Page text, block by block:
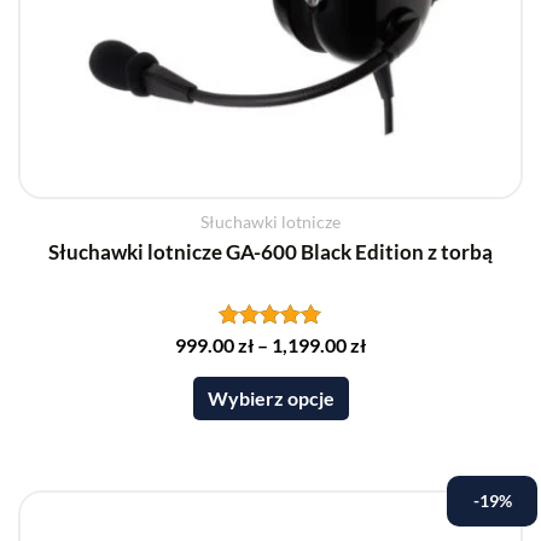
Słuchawki lotnicze
Słuchawki lotnicze GA-600 Black Edition z torbą
Oceniono
5.00
na 5
999.00zł – 1,199.00zł
Wybierz opcje
-19%